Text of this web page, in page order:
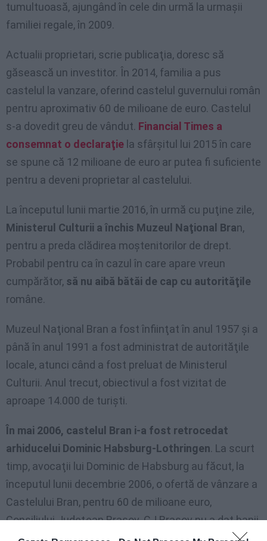
tumultuoasă, ajungând în cele din urmă la urmaşii
familiei regale, în 2009.
Actualii proprietari, scrie publicaţia, doresc să
găsească un investitor. În 2014, familia a pus
castelul la vanzare, oferind castelul guvernului român
pentru aproximativ 60 de milioane de euro. Castelul
s-a dovedit greu de vândut. Financial Times a
consemnat o declaraţie la sfârşitul lui 2015 în care
se spune că 12 milioane de euro ar putea fi suficiente
pentru a deveni proprietar al castelului.
La începutul lunii martie 2016, în urmă cu puţine zile,
Ministerul Culturii a închis Muzeul Naţional Bran,
pentru a preda clădirea moştenitorilor de drept.
Probabil pentru ca în cazul în care apare vreun
cumpărător, să nu aibă bătăi de cap cu autorităţile
române.
Muzeul Naţional Bran a fost înfiinţat în anul 1957 şi a
până în anul 1991 a fost administrat de autorităţile
locale, atunci când a fost preluat de Ministerul
Culturii. Anul trecut, obiectivul a fost vizitat de
aproape 14.000 de turişti.
În mai 2006, castelul Bran i-a fost retrocedat
arhiducelui Dominic Habsburg-Lothringen. La scurt
timp, avocaţii lui Dominic de Habsburg au făcut, la
începutul lunii decembrie 2006, o ofertă de vânzare a
Castelului Bran, pentru 60 de milioane euro,
Consiliului Judeţean Brasov. CJ Braşov nu a dat banii,
aşa că oferta a rămas valabilă. Potrivit cotidianului